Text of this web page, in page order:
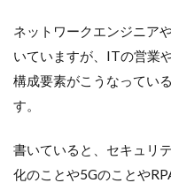
ネットワークエンジニア
いていますが、ITの営業
構成要素がこうなってい
す。
書いていると、セキュリ
化のことや5Gのことや